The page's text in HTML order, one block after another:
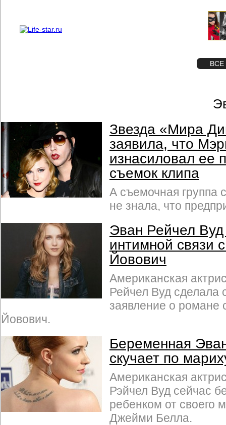
ВСЕ
Звезда «Мира
заявила, что
изнасиловал ее
съемок клипа
А съемочная группа
не знала, что
Эван Рейчел Вуд
интимной связи
Йовович
Американская
Рейчел Вуд сделала
заявление о романе
Йовович.
Беременная
скучает по
Американская
Рэйчел Вуд сейчас
ребенком от своего
Джейми Белла.